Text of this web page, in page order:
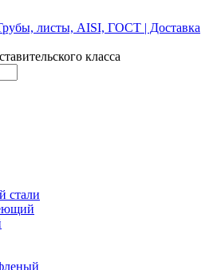
класса
стали